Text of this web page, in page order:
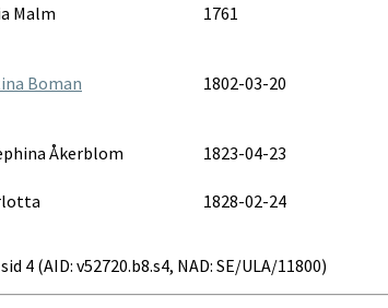
Malm 1761
Boman 1802-03-20
Åkerblom 1823-04-23
1828-02-24
4 (AID: v52720.b8.s4, NAD: SE/ULA/11800)